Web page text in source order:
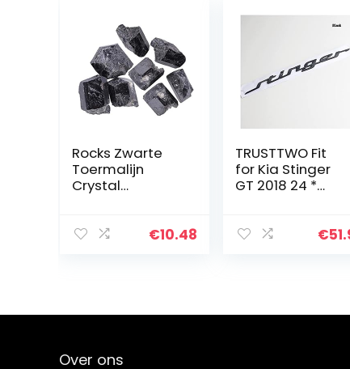
Rocks Zwarte
Toermalijn
Crystal
Polijsten Wire
€10.48
TRUSTTWO Fit
for Kia Stinger
GT 2018 24 *
0T 86311-J5100 /
€
Over ons